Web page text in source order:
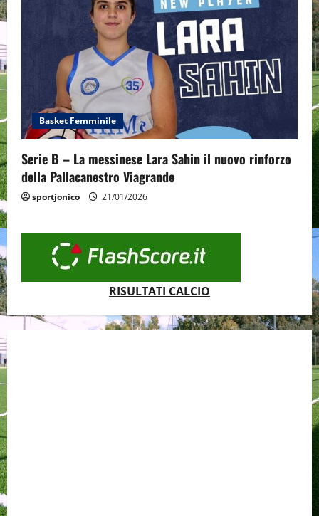
Basket Femminile
Serie B – La messinese Lara Sahin il nuovo rinforzo
della Pallacanestro Viagrande
sportjonico 21/01/2026
RISULTATI CALCIO